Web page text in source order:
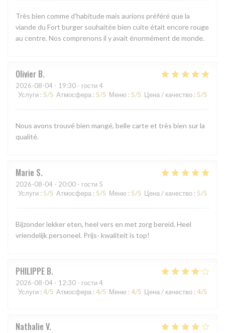
Très bien comme d'habitude mais aurions préféré que la
viande du Fort burger souhaitée bien cuite était encore rouge
au centre. Nos comprenons il y avait énormément de monde.
Olivier B
2026-08-04 - 19:30 - гости 4
Услуги : 5/5 Атмосфера : 5/5 Меню : 5/5 Цена / качество : 5/5
Nous avons trouvé bien mangé, belle carte et très bien sur la
qualité.
Marie S
2026-08-04 - 20:00 - гости 5
Услуги : 5/5 Атмосфера : 5/5 Меню : 5/5 Цена / качество : 5/5
Bijzonder lekker eten, heel vers en met zorg bereid. Heel
vriendelijk personeel. Prijs- kwaliteit is top!
PHILIPPE B
2026-08-04 - 12:30 - гости 4
Услуги : 4/5 Атмосфера : 4/5 Меню : 4/5 Цена / качество : 4/5
Nathalie V